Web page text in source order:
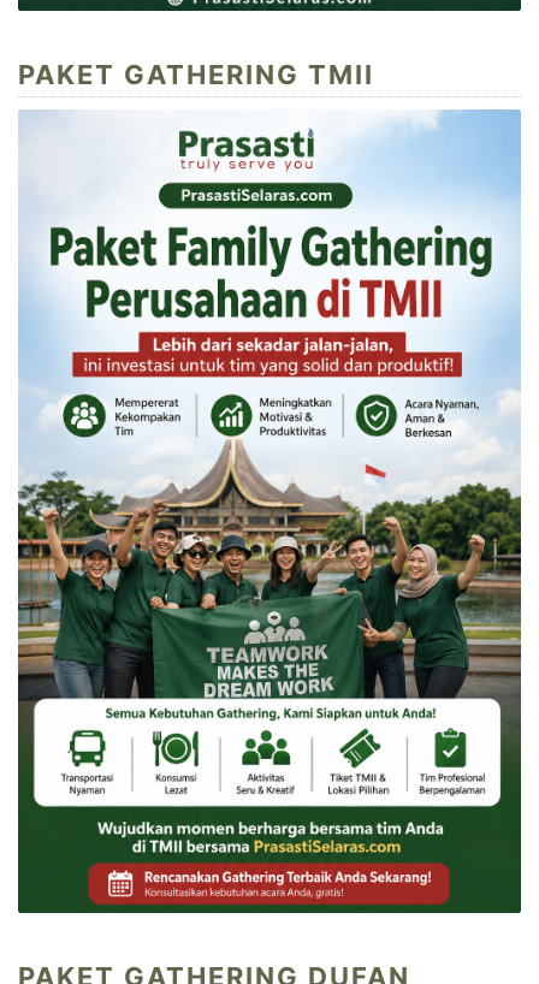
PAKET GATHERING TMII
PAKET GATHERING DUFAN